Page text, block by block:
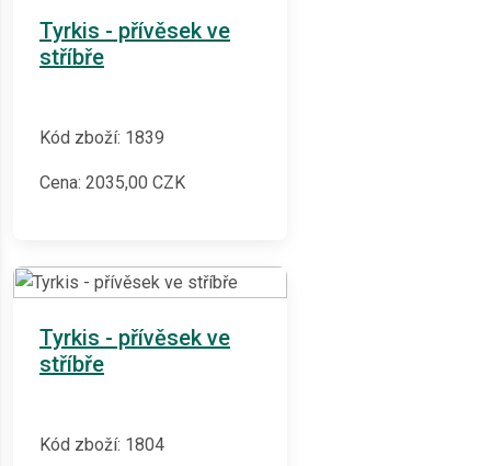
Tyrkis - přívěsek ve
stříbře
Kód zboží: 1839
Cena: 2035,00 CZK
Tyrkis - přívěsek ve
stříbře
Kód zboží: 1804